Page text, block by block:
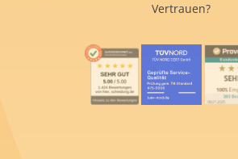
Vertrauen?